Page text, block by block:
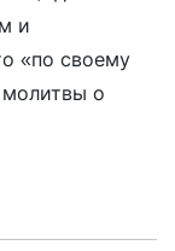
и
«по своему
о